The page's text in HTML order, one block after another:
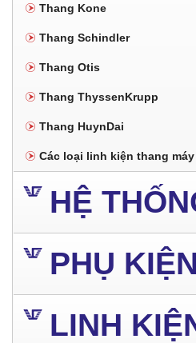
Thang Kone
Thang Schindler
Thang Otis
Thang ThyssenKrupp
Thang HuynDai
Các loại linh kiện thang
HỆ
PHỤ
LINH